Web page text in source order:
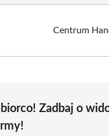
Centrum
Zadbaj o